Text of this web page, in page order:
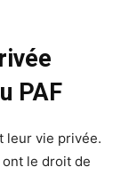
PAF
leur vie privée.
le droit de